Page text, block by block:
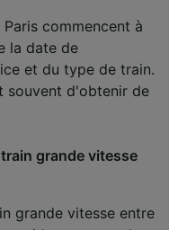
commencent à
la date de
et du type de train.
souvent d'obtenir de
grande vitesse
grande vitesse entre